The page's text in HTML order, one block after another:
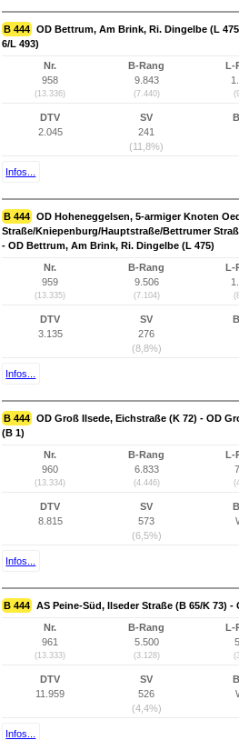
B 444 OD Bettrum, Am Brink, Ri. Dingelbe (L
6/L 493)
Nr.
958
(13.336)
B-Rang
9.843
(7.440)
L-
DTV
2.045
SV
241
(11,8%)
Infos...
B 444 OD Hoheneggelsen, 5-armiger Knoten
Straße/Kniepenburg/Hauptstraße/Bettrumer
- OD Bettrum, Am Brink, Ri. Dingelbe (L 475)
Nr.
959
(13.335)
B-Rang
9.506
(7.104)
L-
DTV
3.135
SV
276
(8,8%)
Infos...
B 444 OD Groß Ilsede, Eichstraße (K 72) - OD
(B 1)
Nr.
960
(13.334)
B-Rang
6.833
(4.446)
L-
DTV
8.815
SV
573
(6,5%)
Infos...
B 444 AS Peine-Süd, Ilseder Straße (B 65/K 73)
Nr.
961
(13.333)
B-Rang
5.500
(3.128)
L-
DTV
11.959
SV
526
(4,4%)
Infos...